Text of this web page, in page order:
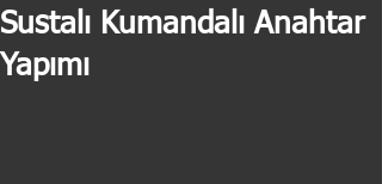
Sustalı Kumandalı Anahtar
Yapımı